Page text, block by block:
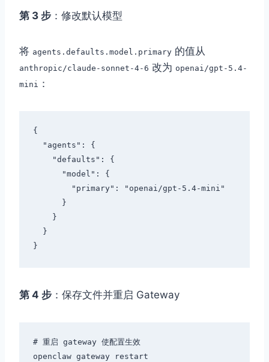
第 3 步 ：修改默认模型
将 agents.defaults.model.primary 的值从
anthropic/claude-sonnet-4-6 改为 openai/gpt-5.4-
mini
：
{
第 4 步 ：保存文件并重启 Gateway
# 重启 gateway 使配置生效
openclaw gateway restart